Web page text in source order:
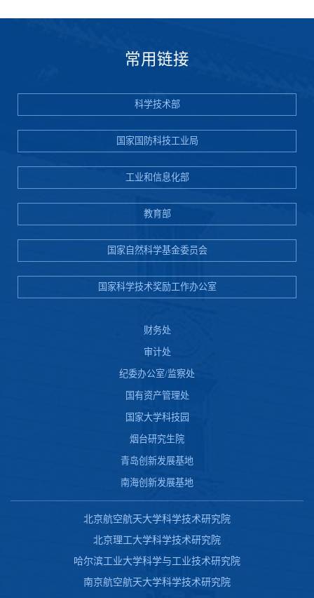
常用链接
科学技术部
国家国防科技工业局
工业和信息化部
教育部
国家自然科学基金委员会
国家科学技术奖励工作办公室
财务处
审计处
纪委办公室/监察处
国有资产管理处
国家大学科技园
烟台研究生院
青岛创新发展基地
南海创新发展基地
北京航空航天大学科学技术研究院
北京理工大学科学技术研究院
哈尔滨工业大学科学与工业技术研究院
南京航空航天大学科学技术研究院